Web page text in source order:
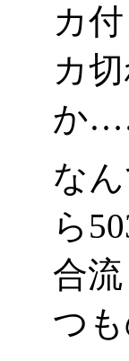
カ
カ
か
な
ら
合
つも